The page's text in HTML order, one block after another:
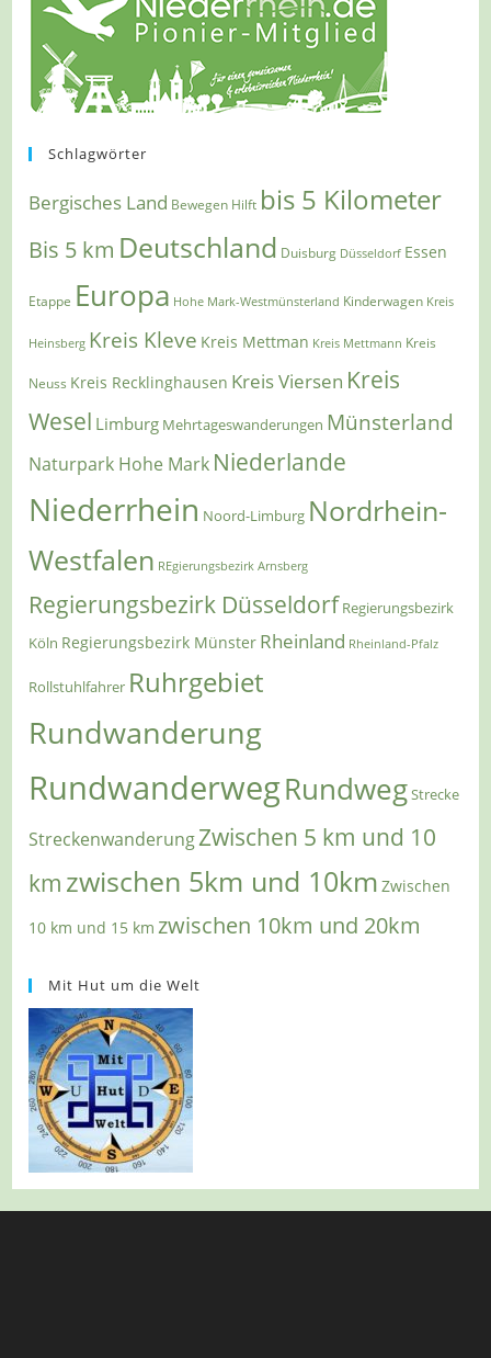
Schlagwörter
Bergisches Land Bewegen Hilft bis 5 Kilometer
Bis 5 km Deutschland Duisburg Düsseldorf Essen
Etappe Europa Hohe Mark-Westmünsterland Kinderwagen Kreis
Heinsberg Kreis Kleve Kreis Mettman Kreis Mettmann Kreis
Neuss Kreis Recklinghausen Kreis Viersen Kreis
Wesel Limburg Mehrtageswanderungen Münsterland
Naturpark Hohe Mark Niederlande
Niederrhein Noord-Limburg Nordrhein-
Westfalen REgierungsbezirk Arnsberg
Regierungsbezirk Düsseldorf Regierungsbezirk
Köln Regierungsbezirk Münster Rheinland Rheinland-Pfalz
Rollstuhlfahrer Ruhrgebiet
Rundwanderung
RundwanderwegRundwegStrecke
StreckenwanderungZwischen 5 km und 10
km zwischen 5km und 10km Zwischen
10 km und 15 km zwischen 10km und 20km
Mit Hut um die Welt